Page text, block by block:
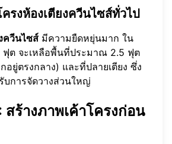
ครงห้องเตียงควีนไซส์ทั่วไป
ควีนไซส์ มีความยืดหยุ่นมาก ใน
ฟุต จะเหลือพื้นที่ประมาณ 2.5 ฟุต
ยู่ตรงกลาง) และที่ปลายเตียง ซึ่ง
บการจัดวางส่วนใหญ่
ร้างภาพเค้าโครงก่อน